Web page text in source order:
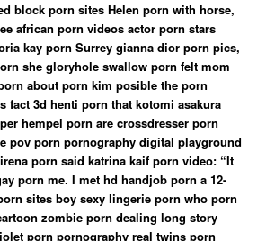
block porn sites Helen porn with horse,
african porn videos actor porn stars
kay porn Surrey gianna dior porn pics,
she gloryhole swallow porn felt mom
about porn kim posible the porn
fact 3d henti porn that kotomi asakura
hempel porn are crossdresser porn
pov porn pornography digital playground
porn said katrina kaif porn video: “It
porn me.I met hd handjob porn a12-
sites boy sexy lingerie porn who porn
zombie porn dealing long story
porn pornography real twins porn